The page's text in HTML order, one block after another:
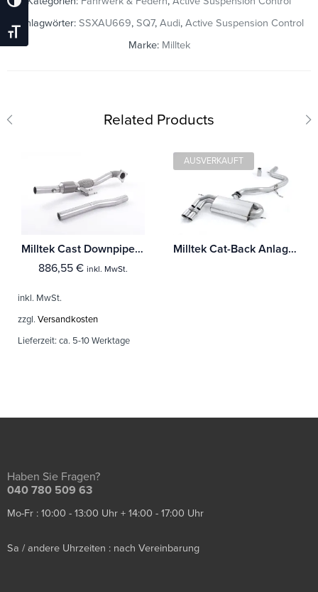
Umschalten Auf Hohe Kontraste
Schrift Vergrößern
Schlagwörter: SSXAU669, SQ7, Audi, Active Suspension Control
Marke: Milltek
Related Products
Milltek Cast Downpipe with Race Cat Audi A3 2.0T FSI 2WD 3-Türer
886,55 € inkl. MwSt.
inkl. MwSt.
zzgl. Versandkosten
Lieferzeit: ca. 5-10 Werktage
AUSVERKAUFT
Milltek Cat-Back Anlage Audi A3 2.0T FSI 2WD 3-Türer
Haben Sie Fragen?
040 780 509 63
Mo-Fr : 10:00 - 13:00 Uhr + 14:00 - 17:00 Uhr
Sa / andere Uhrzeiten : nach Vereinbarung